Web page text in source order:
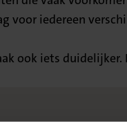
voor iedereen
ook iets duidelijker.